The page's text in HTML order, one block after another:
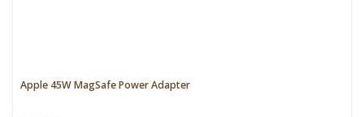
Apple 45W MagSafe Power Adapter